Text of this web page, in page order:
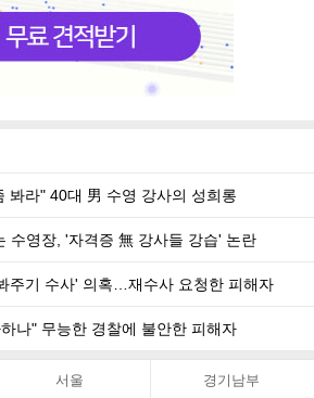
봐라" 40대 男 수영 강사의 성희롱
수영장, '자격증 無 강사들 강습' 논란
주기 수사' 의혹…재수사 요청한 피해자
나" 무능한 경찰에 불안한 피해자
서울 경기남부